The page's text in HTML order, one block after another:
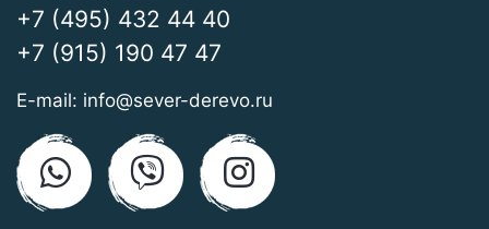
+7 (495) 432 44 40
+7 (915) 190 47 47
E-mail: info@sever-derevo.ru